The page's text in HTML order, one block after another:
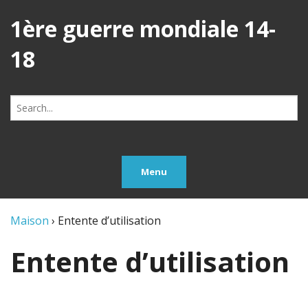
1ère guerre mondiale 14-
18
Search
for:
Menu
Maison › Entente d’utilisation
Entente d’utilisation